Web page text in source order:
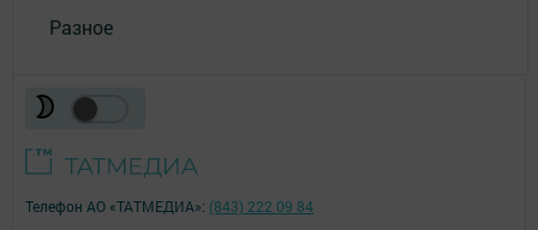
Разное
Телефон АО «ТАТМЕДИА»: (843) 222 09 84